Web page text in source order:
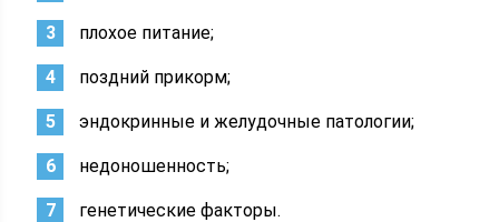
плохое питание;
поздний прикорм;
эндокринные и желудочные патологии;
недоношенность;
генетические факторы.